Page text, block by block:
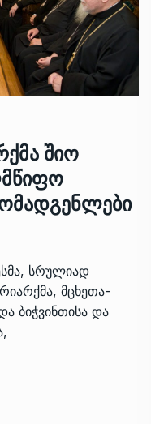
შიო
სრულიად
მცხეთა-
ბიჭვინთისა და